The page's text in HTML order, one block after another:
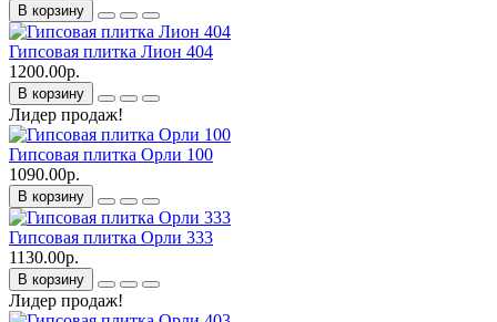
В корзину
Гипсовая плитка Лион 404
1200.00р.
В корзину
Лидер продаж!
Гипсовая плитка Орли 100
1090.00р.
В корзину
Гипсовая плитка Орли 333
1130.00р.
В корзину
Лидер продаж!